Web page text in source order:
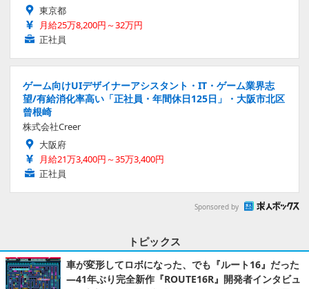
東京都
月給25万8,200円～32万円
正社員
ゲーム向けUIデザイナーアシスタント・IT・ゲーム業界志
望/有給消化率高い「正社員・年間休日125日」・大阪市北区
曾根崎
株式会社Creer
大阪府
月給21万3,400円～35万3,400円
正社員
Sponsored by
トピックス
車が変形してロボになった、でも『ルート16』だった
―41年ぶり完全新作『ROUTE16R』開発者インタビュ